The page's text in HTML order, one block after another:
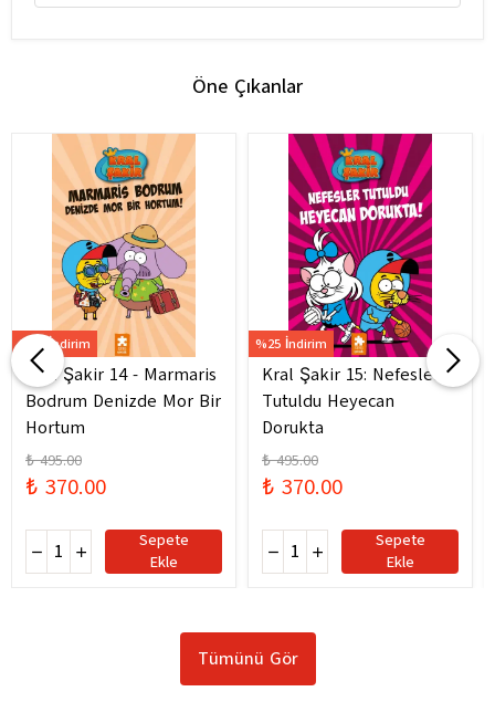
Öne Çıkanlar
%25 İndirim
Kral Şakir 14 - Marmaris
Bodrum Denizde Mor Bir
Hortum
₺ 495.00
₺ 370.00
Sepete
Ekle
%25 İndirim
Kral Şakir 15: Nefesler
Tutuldu Heyecan
Dorukta
₺ 495.00
₺ 370.00
Sepete
Ekle
Tümünü Gör